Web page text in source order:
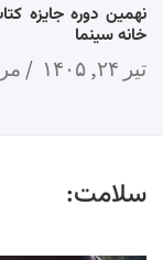
نهمین دوره جایزه
خانه سینما
تیر ۲۴, ۱۴۰۵
سلامت: